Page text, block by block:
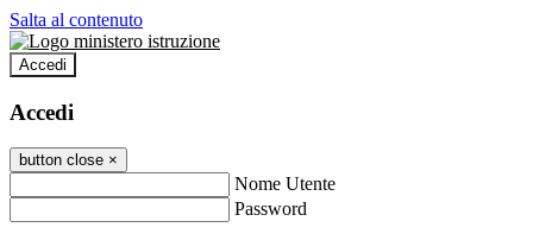
Salta al contenuto
Accedi
Accedi
button close ×
Nome Utente
Password